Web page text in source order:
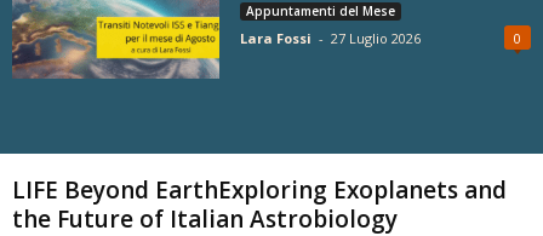
Appuntamenti del Mese
Lara Fossi - 27 Luglio 2026 0
LIFE Beyond EarthExploring Exoplanets and
the Future of Italian Astrobiology